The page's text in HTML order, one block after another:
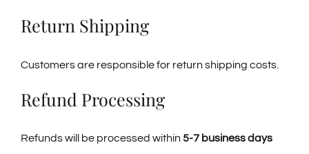
Servizi
Return Shipping
Customers are responsible for return shipping costs.
Refund Processing
Refunds will be processed within 5-7 business days